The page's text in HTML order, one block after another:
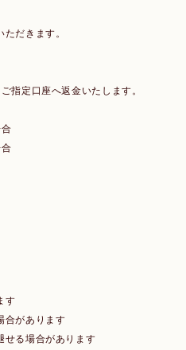
だきます。
指定口座へ返金いたします。
す
合があります
せる場合があります